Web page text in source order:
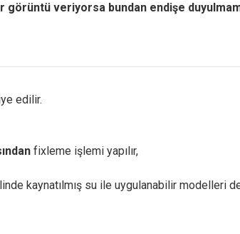
veriyorsa bundan endişe
edilir.
fixleme işlemi yapılır,
kaynatılmış su ile uygulanabilir modelleri